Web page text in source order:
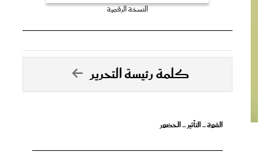
النسخة الرقمية
كلمة رئيسة التحرير
القوة .. التأثير .. الحضور